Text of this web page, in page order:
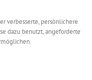
verbesserte, persönlichere
dazu benutzt, angeforderte